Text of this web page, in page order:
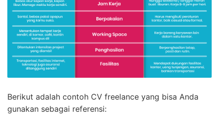
Berikut adalah contoh CV freelance yang bisa Anda
gunakan sebagai referensi: